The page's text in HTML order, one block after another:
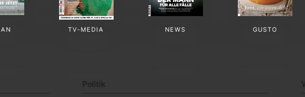
TV-MEDIA NEWS GUSTO